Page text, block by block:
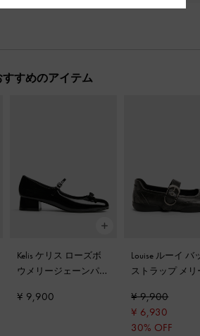
すすめのアイテム
Kelis ケリス ローズボ
ウメリージェーンパン
ス
¥ 9,900
Louise ルーイ バ
ストラップ メリ
レー
¥ 9,900
¥ 6,930
30% OFF